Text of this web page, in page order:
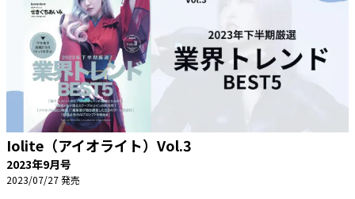
Iolite（アイオライト）Vol.3
2023年9月号
2023/07/27発売